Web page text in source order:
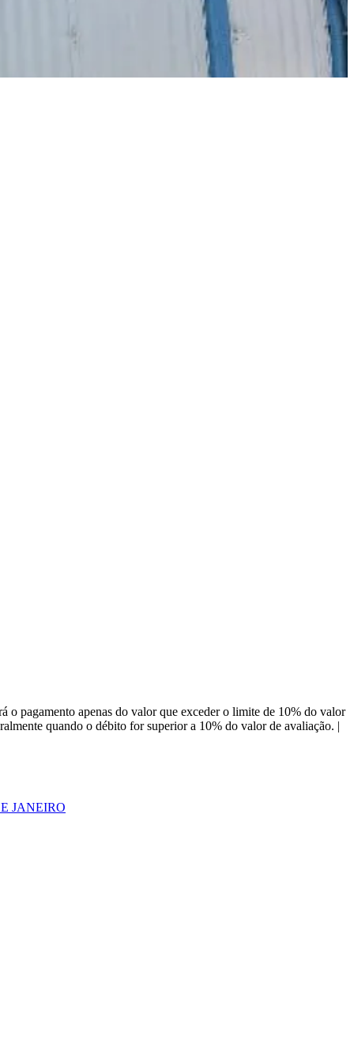
pagamento apenas do valor que exceder o limite de 10% do valor
quando o débito for superior a 10% do valor de avaliação. |
JANEIRO